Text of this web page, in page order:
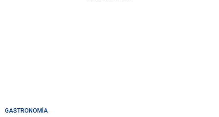
GASTRONOMÍA